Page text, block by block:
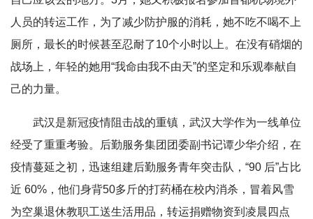
人员的转运工作，为了减少防护服的消耗，她不吃不喝不上
厕所，最长的时候甚至忍耐了10个小时以上。在没有硝烟的
战场上，年轻的她用“我命由我不由天”的坚定和乐观奉献自
己的力量。
武汉是新冠疫情阻击战的重镇，武汉大学作为一线单位
经受了重重考验。后勤服务集团团委副书记谭少华介绍，在
疫情蔓延之初，迅速组建后勤服务青年突击队，“90 后”占比
近 60%，他们身背50多斤的打药桶在校内消杀，冒着风雪
为空巢退休教职工送生活用品，转运捐赠物资到凌晨四点